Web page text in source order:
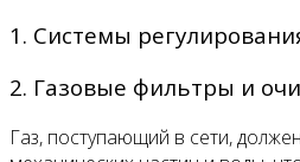
1. Системы
2. Газовые фильтры и
Газ, поступающий в сети,